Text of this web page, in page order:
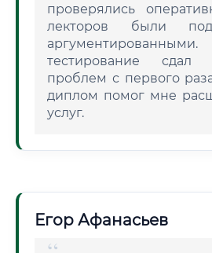
проверялись
лекторов были
тестирование
проблем с первого
диплом помог мне
услуг.
Егор Афанасьев